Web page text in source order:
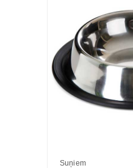
Suņiem